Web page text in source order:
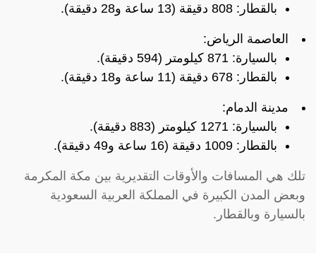
بالقطار: 808 دقيقة (13 ساعة و28 دقيقة).
العاصمة الرياض:
بالسيارة: 871 كيلومتر (594 دقيقة).
بالقطار: 678 دقيقة (11 ساعة و18 دقيقة).
مدينة الدمام:
بالسيارة: 1271 كيلومتر (883 دقيقة).
بالقطار: 1009 دقيقة (16 ساعة و49 دقيقة).
تلك هي المسافات والأوقات التقديرية بين مكة المكرمة
وبعض المدن الكبيرة في المملكة العربية السعودية
بالسيارة وبالقطار.